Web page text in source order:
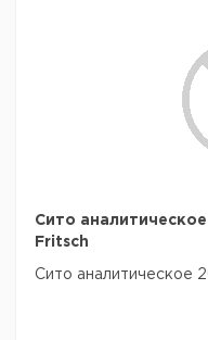
Сито
Fritsch
Сито аналитическое